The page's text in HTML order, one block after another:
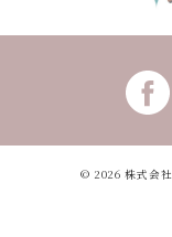
© 2026 株式会